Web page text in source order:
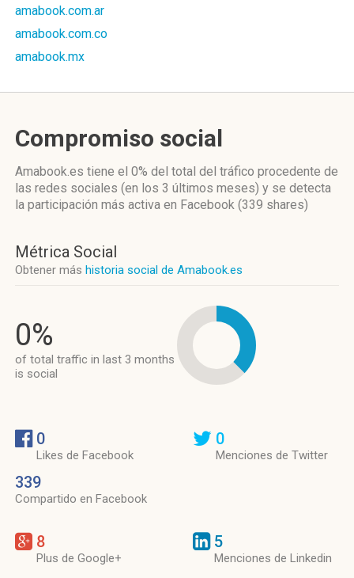
amabook.com.ar
amabook.com.co
amabook.mx
Compromiso social
Amabook.es tiene el 0% del total del tráfico procedente de
las redes sociales (en los 3 últimos meses) y se detecta
la participación más activa en Facebook (339 shares)
Métrica Social
Obtener más historia social de Amabook.es
0%
of total traffic in last 3 months
is social
0
Likes de Facebook
339
Compartido en Facebook
0
Menciones de Twitter
8
Plus de Google+
5
Menciones de Linkedin